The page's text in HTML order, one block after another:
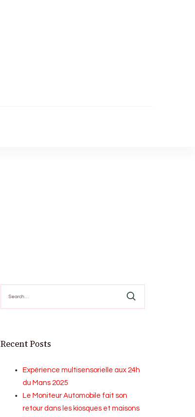
for:
Recent Posts
Expérience multisensorielle aux 24h
du Mans 2025
Le Moniteur Automobile fait son
retour dans les kiosques et maisons